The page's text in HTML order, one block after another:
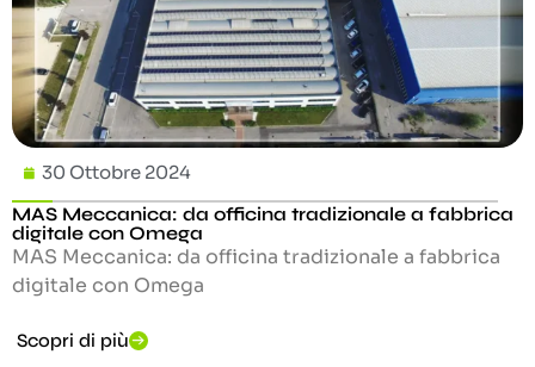
30 Ottobre 2024
MAS Meccanica: da officina tradizionale a fabbrica
digitale con Omega
MAS Meccanica: da officina tradizionale a fabbrica
digitale con Omega
Scopri di più